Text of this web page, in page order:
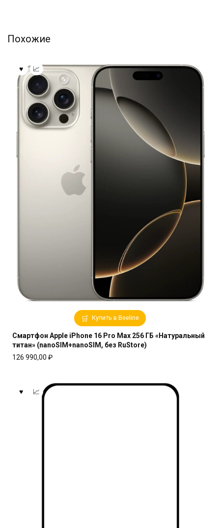
Похожие
Купить в Beeline
Смартфон Apple iPhone 16 Pro Max 256 ГБ «Натуральный
титан» (nanoSIM+nanoSIM, без RuStore)
126 990,00 ₽